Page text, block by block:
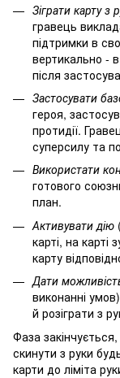
Зіграти карту з
гравець
підтримки в
вертикально -
після
Застосувати
героя,
протидії.
суперсилу та
Використати
готового
план.
Активувати дію
карті, на карті
карту
Дати
виконанні
й розіграти з
Фаза
скинути з руки
карти до ліміта